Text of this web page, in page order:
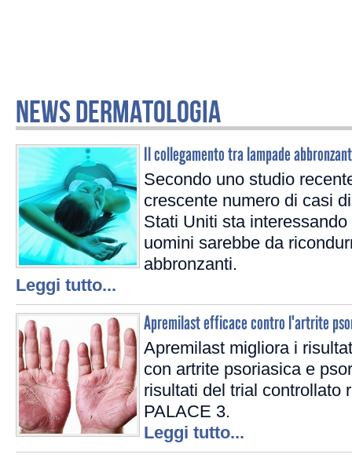
NEWS DERMATOLOGIA
Il collegamento tra lampade
Secondo uno studio
crescente numero di casi
Stati Uniti sta
uomini sarebbe da
abbronzanti.
Leggi tutto...
Apremilast efficace contro l'artrite
Apremilast migliora i
con artrite psoriasica e
risultati del trial controllato
PALACE 3.
Leggi tutto...